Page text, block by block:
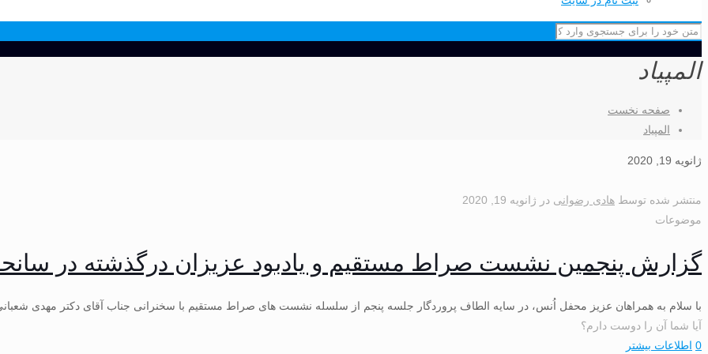
المپیاد
صفحه نخست
المپیاد
ژانویه 19, 2020
منتشر شده توسط هادی رضوانی در ژانویه 19, 2020
موضوعات
گزارش پنجمین نشست صراط مستقیم و یادبود عزیزان درگذشته در
با سلام به همراهان عزیز محفل اُنس، در سایه الطاف پروردگار جلسه پنجم از سلسله نشست های صراط مستقیم با سخنرانی جناب آقای دکتر مهدی
آیا شما آن را دوست دارم؟
0 اطلاعات بیشتر